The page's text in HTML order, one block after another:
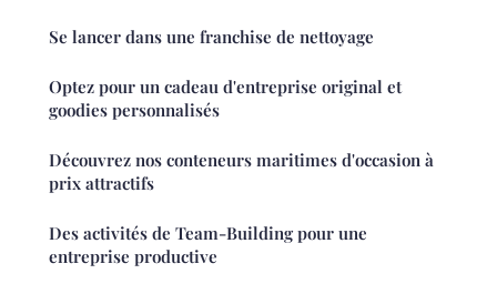
Se lancer dans une franchise de nettoyage
Optez pour un cadeau d'entreprise original et
goodies personnalisés
Découvrez nos conteneurs maritimes d'occasion à
prix attractifs
Des activités de Team-Building pour une
entreprise productive